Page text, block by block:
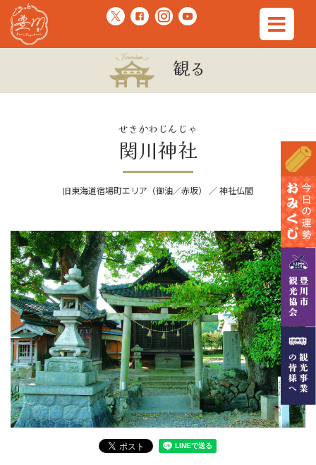
観る
関川神社
せきかわじんじゃ
旧東海道宿場町エリア（御油／赤坂） ／ 神社仏閣